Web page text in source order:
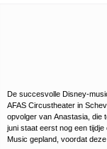
De succesvolle Disney-
AFAS Circustheater in
opvolger van Anastasia, die
juni staat eerst nog een
Music gepland, voordat